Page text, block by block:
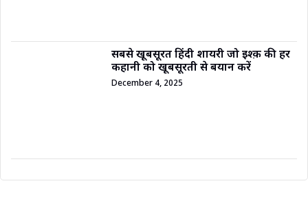
सबसे खूबसूरत हिंदी शायरी जो इश्क़ की हर
कहानी को खूबसूरती से बयान करें
December 4, 2025